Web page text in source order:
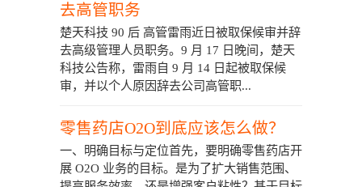
去高管职务
楚天科技 90 后 高管雷雨近日被取保候审并辞
去高级管理人员职务。9 月 17 日晚间，楚天
科技公告称，雷雨自 9 月 14 日起被取保候
审，并以个人原因辞去公司高管职...
零售药店O2O到底应该怎么做？
一、明确目标与定位首先，要明确零售药店开
展 O2O 业务的目标。是为了扩大销售范围、